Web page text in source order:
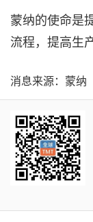
蒙纳的使命是
流程，提高生
消息来源：蒙纳